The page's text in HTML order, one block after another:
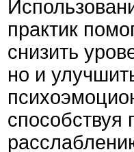
практик
снизить
но и
способствуя